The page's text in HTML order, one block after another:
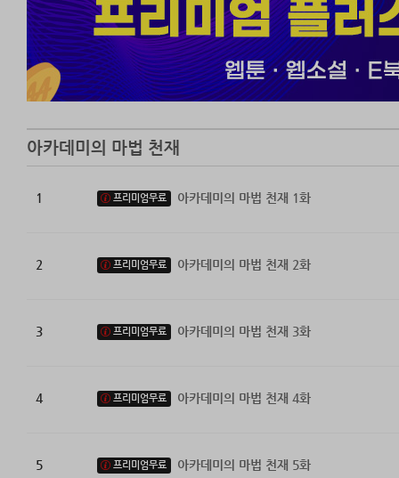
‘쉽진 않겠지만,
아카데미의 마법 천재
1 프리미엄무료 아카데미의 마법 천재 1화
2 프리미엄무료 아카데미의 마법 천재 2화
3 프리미엄무료 아카데미의 마법 천재 3화
4 프리미엄무료 아카데미의 마법 천재 4화
5 프리미엄무료 아카데미의 마법 천재 5화